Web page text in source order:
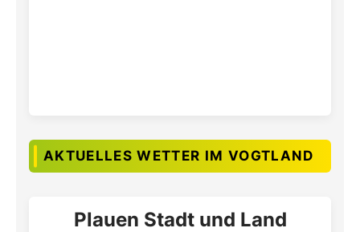
AKTUELLES WETTER IM VOGTLAND
Plauen Stadt und Land